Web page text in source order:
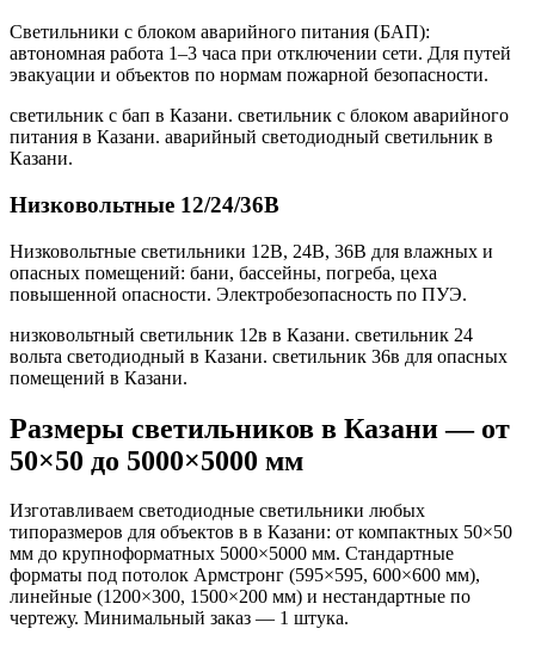
Светильники с блоком аварийного питания (БАП):
автономная работа 1–3 часа при отключении сети. Для путей
эвакуации и объектов по нормам пожарной безопасности.
светильник с бап в Казани. светильник с блоком аварийного
питания в Казани. аварийный светодиодный светильник в
Казани.
Низковольтные 12/24/36В
Низковольтные светильники 12В, 24В, 36В для влажных и
опасных помещений: бани, бассейны, погреба, цеха
повышенной опасности. Электробезопасность по ПУЭ.
низковольтный светильник 12в в Казани. светильник 24
вольта светодиодный в Казани. светильник 36в для опасных
помещений в Казани.
Размеры светильников в Казани— от
50×50 до 5000×5000 мм
Изготавливаем светодиодные светильники любых
типоразмеров для объектов в в Казани: от компактных 50×50
мм до крупноформатных 5000×5000 мм. Стандартные
форматы под потолок Армстронг (595×595, 600×600 мм),
линейные (1200×300, 1500×200 мм) и нестандартные по
чертежу. Минимальный заказ — 1 штука.